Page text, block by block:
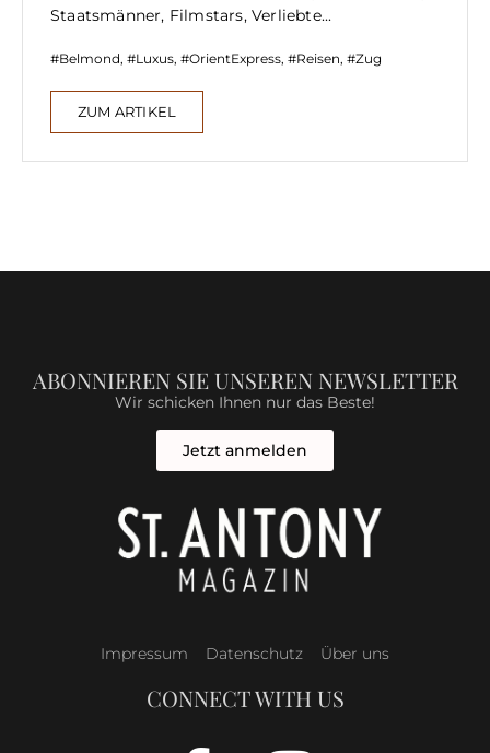
Staatsmänner, Filmstars, Verliebte...
Belmond, Luxus, OrientExpress, Reisen, Zug
ZUM ARTIKEL
ABONNIEREN SIE UNSEREN NEWSLETTER
Wir schicken Ihnen nur das Beste!
Jetzt anmelden
Impressum Datenschutz Über uns
CONNECT WITH US